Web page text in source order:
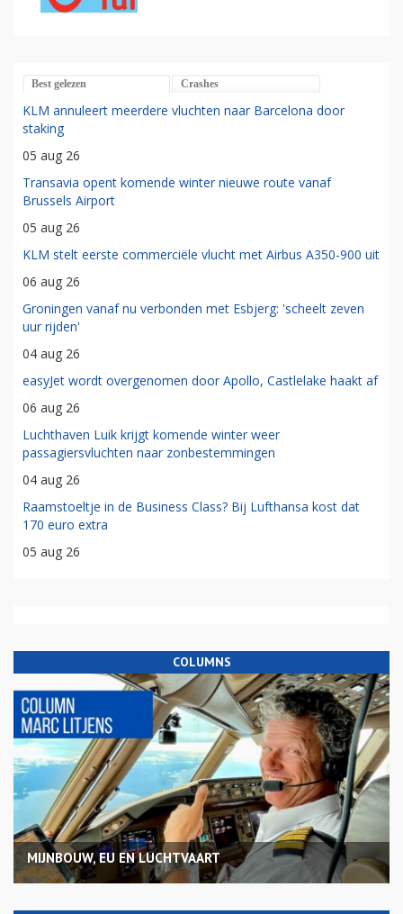
Best gelezen Crashes
KLM annuleert meerdere vluchten naar Barcelona door
staking
05 aug 26
Transavia opent komende winter nieuwe route vanaf
Brussels Airport
05 aug 26
KLM stelt eerste commerciële vlucht met Airbus A350-900 uit
06 aug 26
Groningen vanaf nu verbonden met Esbjerg: 'scheelt zeven
uur rijden'
04 aug 26
easyJet wordt overgenomen door Apollo, Castlelake haakt af
06 aug 26
Luchthaven Luik krijgt komende winter weer
passagiersvluchten naar zonbestemmingen
04 aug 26
Raamstoeltje in de Business Class? Bij Lufthansa kost dat
170 euro extra
05 aug 26
COLUMNS
MIJNBOUW, EU EN LUCHTVAART